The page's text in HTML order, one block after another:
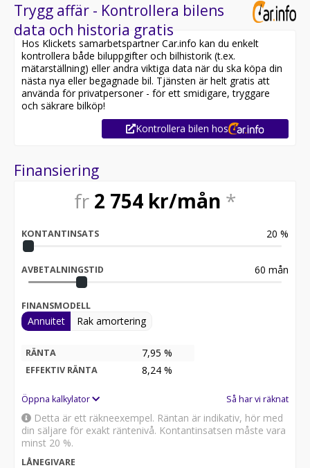
Trygg affär - Kontrollera bilens
data och historia gratis
Hos Klickets samarbetspartner Car.info kan du enkelt
kontrollera både biluppgifter och bilhistorik (t.ex.
mätarställning) eller andra viktiga data när du ska köpa din
nästa nya eller begagnade bil. Tjänsten är helt gratis att
använda för privatpersoner - för ett smidigare, tryggare
och säkrare bilköp!
Kontrollera bilen hos
Finansiering
fr 2 754 kr/mån *
KONTANTINSATS 20 %
AVBETALNINGSTID 60 mån
FINANSMODELL
Annuitet Rak amortering
RÄNTA 7,95 %
EFFEKTIV RÄNTA 8,24 %
Öppna kalkylator Så har vi räknat
Detta är ett räkneexempel. Räntan är indikativ, hör med
din säljare för exakt räntenivå. Kontantinsatsen måste vara
minst 20 %.
LÅNEGIVARE